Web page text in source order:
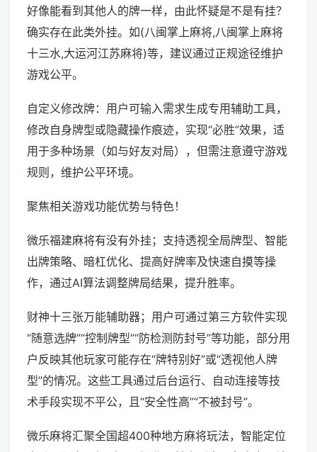
好像能看到其他人的牌一样，由此怀疑是不是有挂？
确实存在此类外挂。如(八闽掌上麻将,八闽掌上麻将
十三水,大运河江苏麻将)等，建议通过正规途径维护
游戏公平。
自定义修改牌：用户可输入需求生成专用辅助工具，
修改自身牌型或隐藏操作痕迹，实现“必胜”效果，适
用于多种场景（如与好友对局），但需注意遵守游戏
规则，维护公平环境。
聚焦相关游戏功能优势与特色！
微乐福建麻将有没有外挂；支持透视全局牌型、智能
出牌策略、暗杠优化、提高好牌率及快速自摸等操
作，通过AI算法调整牌局结果，提升胜率。
财神十三张万能辅助器；用户可通过第三方软件实现
“随意选牌”“控制牌型”“防检测防封号”等功能，部分用
户反映其他玩家可能存在“牌特别好”或“透视他人牌
型”的情况。这些工具通过后台运行、自动连接等技
术手段实现不平公，且“安全性高”“不被封号”。
微乐麻将汇聚全国超400种地方麻将玩法，智能定位